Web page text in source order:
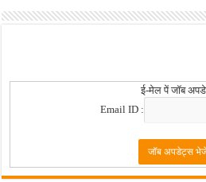
ई-मेल पें जॉब
Email ID :